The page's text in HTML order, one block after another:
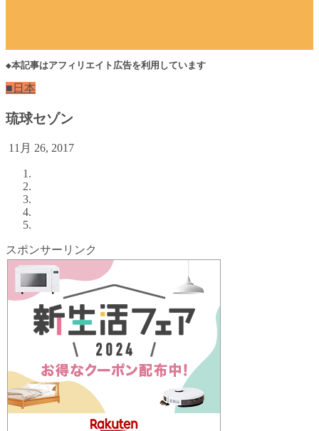
◆本記事はアフィリエイト広告を利用しています
■日本
琉球セゾン
11月 26, 2017
スポンサーリンク